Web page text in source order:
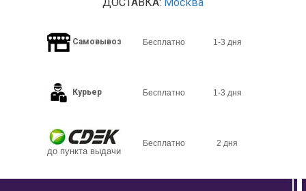
ДОСТАВКА: Москва
Самовывоз Бесплатно 1-3 дня
Курьер Бесплатно 1-3 дня
до пункта выдачи
Бесплатно 2 дня